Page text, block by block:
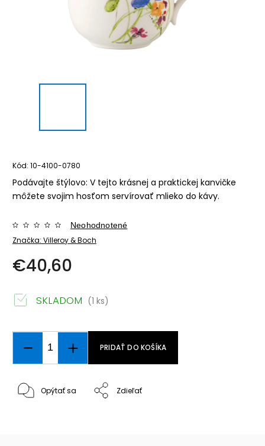
Kód: 10-4100-0780
Podávajte štýlovo: V tejto krásnej a praktickej kanvičke
môžete svojim hosťom servírovať mlieko do kávy.
Značka: Villeroy & Boch
Neohodnotené
€40,60
SKLADOM (1 ks)
PRIDAŤ DO KOŠÍKA
Opýtať sa Zdieľať